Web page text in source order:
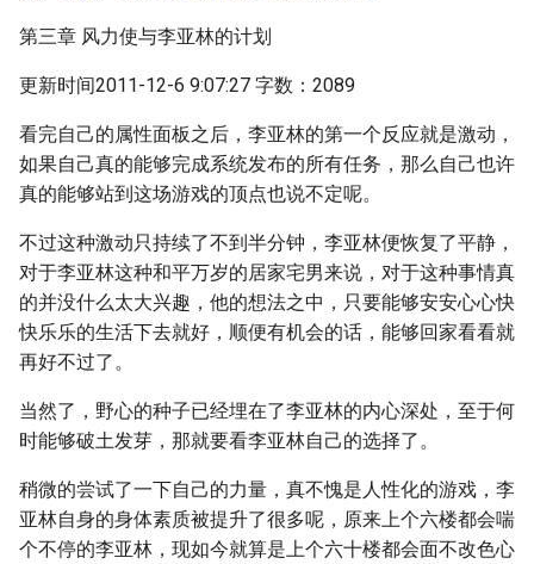
第三章 风力使与李亚林的计划
更新时间2011-12-6 9:07:27 字数：2089
看完自己的属性面板之后，李亚林的第一个反应就是激动，
如果自己真的能够完成系统发布的所有任务，那么自己也许
真的能够站到这场游戏的顶点也说不定呢。
不过这种激动只持续了不到半分钟，李亚林便恢复了平静，
对于李亚林这种和平万岁的居家宅男来说，对于这种事情真
的并没什么太大兴趣，他的想法之中，只要能够安安心心快
快乐乐的生活下去就好，顺便有机会的话，能够回家看看就
再好不过了。
当然了，野心的种子已经埋在了李亚林的内心深处，至于何
时能够破土发芽，那就要看李亚林自己的选择了。
稍微的尝试了一下自己的力量，真不愧是人性化的游戏，李
亚林自身的身体素质被提升了很多呢，原来上个六楼都会喘
个不停的李亚林，现如今就算是上个六十楼都会面不改色心